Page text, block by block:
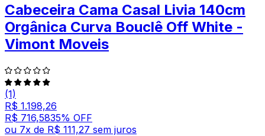
Cabeceira Cama Casal Livia 140cm
Orgânica Curva Bouclê Off White -
Vimont Moveis
(1)
R$ 1.198,26
R$ 716,5835% OFF
ou 7x de R$ 111,27 sem juros